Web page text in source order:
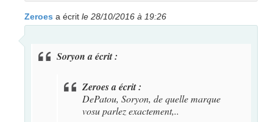
Zeroes a écrit le 28/10/2016 à 19:26
Soryon a écrit :
Zeroes a écrit :
DePatou, Soryon, de quelle marque
vosu parlez exactement,..